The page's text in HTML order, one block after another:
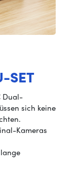
SET
Dual-
sich keine
Kameras